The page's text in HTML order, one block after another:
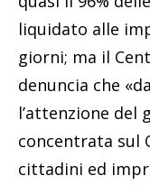
liquidato alle
giorni; ma il
denuncia che
l’attenzione del
concentrata sul
cittadini ed